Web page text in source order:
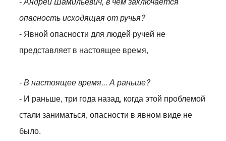
опасность исходящая от ручья?
- Явной опасности для людей ручей не
представляет в настоящее время,
- В настоящее время... А раньше?
- И раньше, три года назад, когда этой проблемой
стали заниматься, опасности в явном виде не
было.